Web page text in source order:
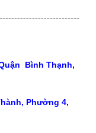
Bình Thạnh,
Phường 4,